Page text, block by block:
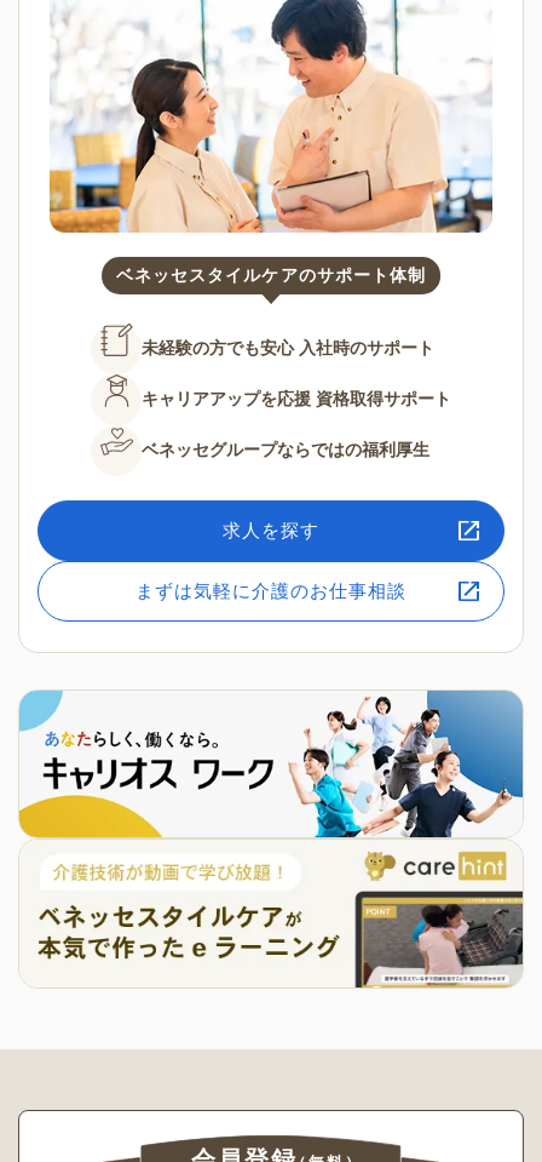
ベネッセスタイルケアのサポート体制
未経験の方でも安心 入社時のサポート
キャリアアップを応援 資格取得サポート
ベネッセグループならではの福利厚生
求人を探す
まずは気軽に介護のお仕事相談